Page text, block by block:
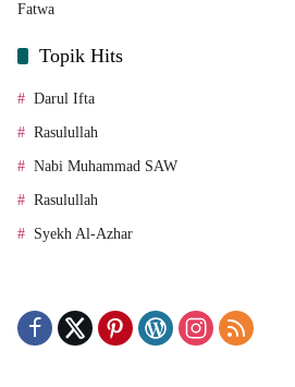
Fatwa
Topik Hits
Darul Ifta
Rasulullah
Nabi Muhammad SAW
Rasulullah
Syekh Al-Azhar